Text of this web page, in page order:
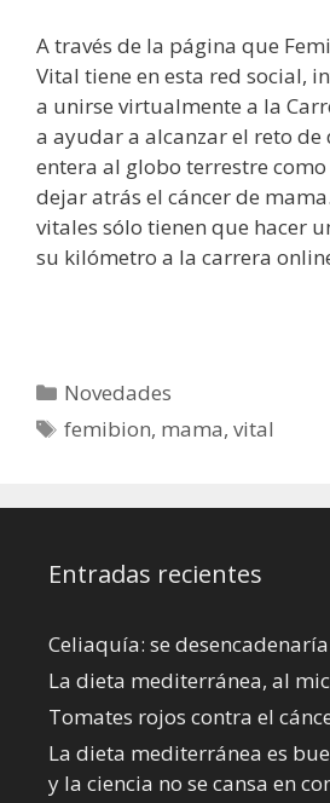
A través de la página que
Vital tiene en esta red social,
a unirse virtualmente a la
a ayudar a alcanzar el reto de
entera al globo terrestre
dejar atrás el cáncer de
vitales sólo tienen que hacer
su kilómetro a la carrera
Categorías
Novedades
Etiquetas
femibion, mama,vital
Entradas recientes
Celiaquía: se
La dieta mediterránea, al
Tomates rojos contra el
La dieta mediterránea es
y la ciencia no se cansa en